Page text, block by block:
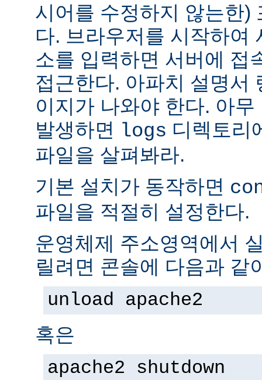
시어를 수정하지 않는한)
다. 브라우저를 시작하여
소를 입력하면 서버에 접
접근한다. 아파치 설명서
이지가 나와야 한다. 아
발생하면 logs 디렉토리
파일을 살펴봐라.
기본 설치가 동작하면
파일을 적절히 설정한다.
운영체제 주소영역에서
릴려면 콘솔에 다음과 같
unload apache2
혹은
apache2 shutdown